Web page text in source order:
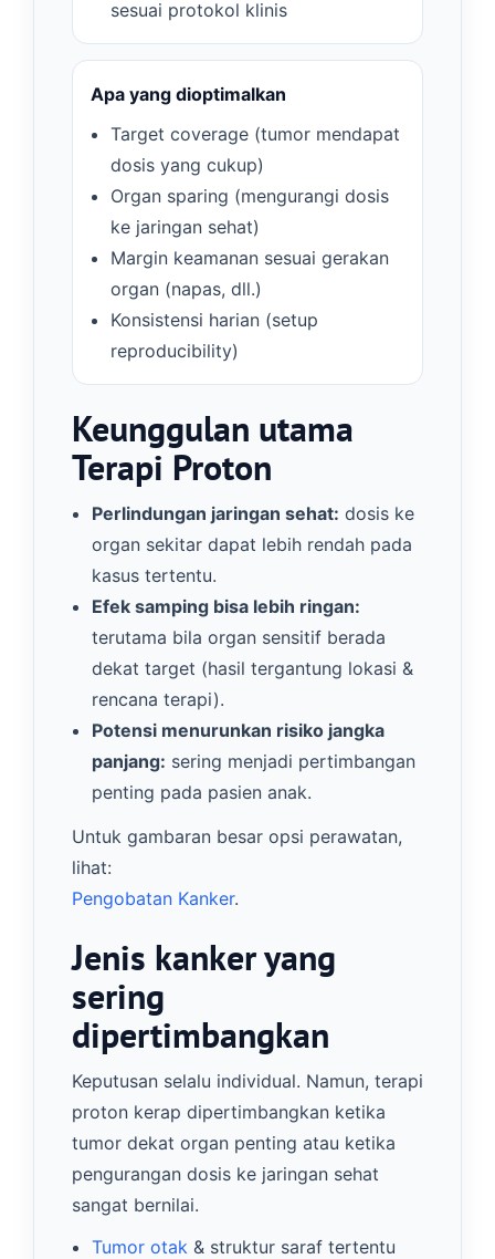
sesuai protokol klinis
Apa yang dioptimalkan
Target coverage (tumor mendapat
dosis yang cukup)
Organ sparing (mengurangi dosis
ke jaringan sehat)
Margin keamanan sesuai gerakan
organ (napas, dll.)
Konsistensi harian (setup
reproducibility)
Keunggulan utama
Terapi Proton
Perlindungan jaringan sehat: dosis ke
organ sekitar dapat lebih rendah pada
kasus tertentu.
Efek samping bisa lebih ringan:
terutama bila organ sensitif berada
dekat target (hasil tergantung lokasi &
rencana terapi).
Potensi menurunkan risiko jangka
panjang: sering menjadi pertimbangan
penting pada pasien anak.
Untuk gambaran besar opsi perawatan,
lihat:
Pengobatan Kanker.
Jenis kanker yang
sering
dipertimbangkan
Keputusan selalu individual. Namun, terapi
proton kerap dipertimbangkan ketika
tumor dekat organ penting atau ketika
pengurangan dosis ke jaringan sehat
sangat bernilai.
Tumor otak & struktur saraf tertentu